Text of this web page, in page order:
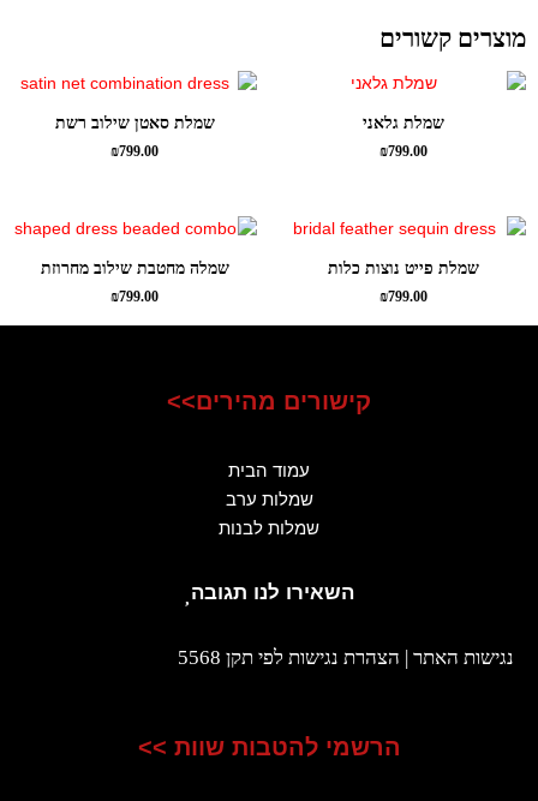
מוצרים קשורים
שמלת גלאני
₪799.00
שמלת סאטן שילוב רשת
₪799.00
שמלת פייט נוצות כלות
₪799.00
שמלה מחטבת שילוב מחרוזת
₪799.00
קישורים מהירים>>
עמוד הבית
שמלות ערב
שמלות לבנות
השאירו לנו תגובה
נגישות האתר | הצהרת נגישות לפי תקן 5568
הרשמי להטבות שוות >>